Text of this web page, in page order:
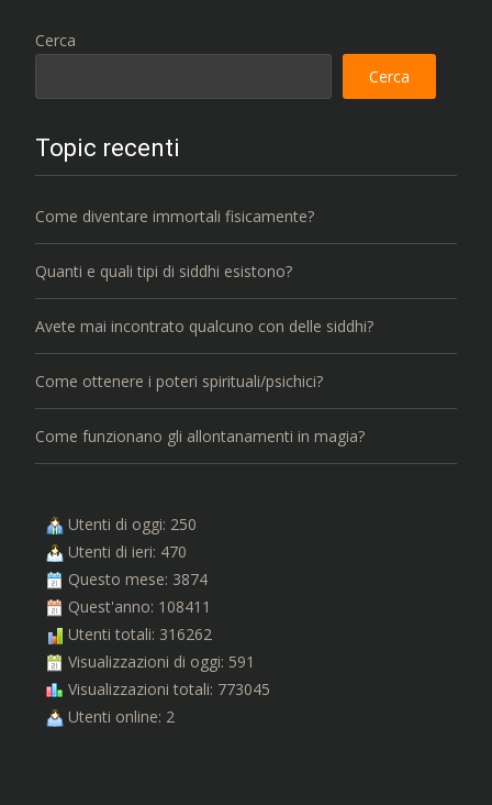
Cerca
Cerca
Topic recenti
Come diventare immortali fisicamente?
Quanti e quali tipi di siddhi esistono?
Avete mai incontrato qualcuno con delle siddhi?
Come ottenere i poteri spirituali/psichici?
Come funzionano gli allontanamenti in magia?
Utenti di oggi: 250
Utenti di ieri: 470
Questo mese: 3874
Quest'anno: 108411
Utenti totali: 316262
Visualizzazioni di oggi: 591
Visualizzazioni totali: 773045
Utenti online: 2